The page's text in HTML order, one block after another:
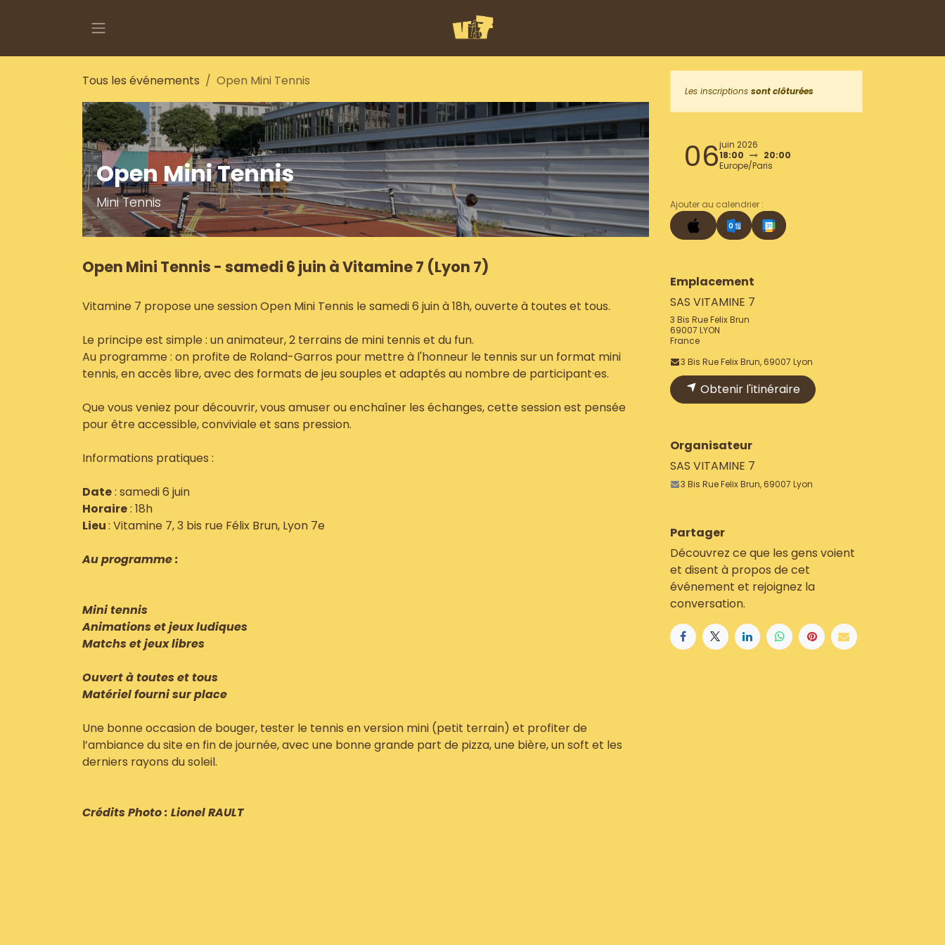
Tous les événements Open Mini Tennis
Open Mini Tennis
Mini Tennis
Open Mini Tennis - samedi 6 juin à Vitamine 7 (Lyon 7)
Vitamine 7 propose une session Open Mini Tennis le samedi 6 juin à 18h, ouverte à toutes et tous.
Le principe est simple : un animateur, 2 terrains de mini tennis et du fun.
Au programme : on profite de Roland-Garros pour mettre à l'honneur le tennis sur un format mini
tennis, en accès libre, avec des formats de jeu souples et adaptés au nombre de participant·es.
Que vous veniez pour découvrir, vous amuser ou enchaîner les échanges, cette session est pensée
pour être accessible, conviviale et sans pression.
Informations pratiques :
Date: samedi 6 juin
Horaire: 18h
Lieu: Vitamine 7, 3 bis rue Félix Brun, Lyon 7e
Au programme :
Mini tennis
Animations et jeux ludiques
Matchs et jeux libres
Ouvert à toutes et tous
Matériel fourni sur place
Une bonne occasion de bouger, tester le tennis en version mini (petit terrain) et profiter de
l’ambiance du site en fin de journée, avec une bonne grande part de pizza, une bière, un soft et les
derniers rayons du soleil.
Crédits Photo : Lionel RAULT
Les inscriptions sont clôturées
06juin 2026
18:00
20:00
Europe/Paris
Ajouter au calendrier :
Emplacement
SAS VITAMINE 7
3 Bis Rue Felix Brun
69007 LYON
France
3 Bis Rue Felix Brun, 69007 Lyon
Obtenir l'itinéraire
Organisateur
SAS VITAMINE 7
3 Bis Rue Felix Brun, 69007 Lyon
Partager
Découvrez ce que les gens voient
et disent à propos de cet
événement et rejoignez la
conversation.